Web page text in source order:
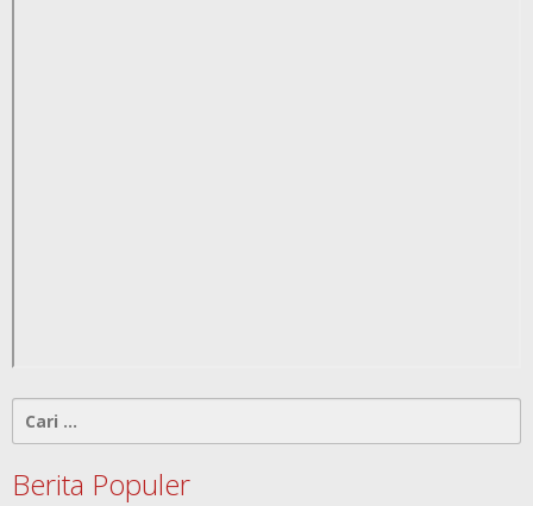
untuk:
Berita Populer